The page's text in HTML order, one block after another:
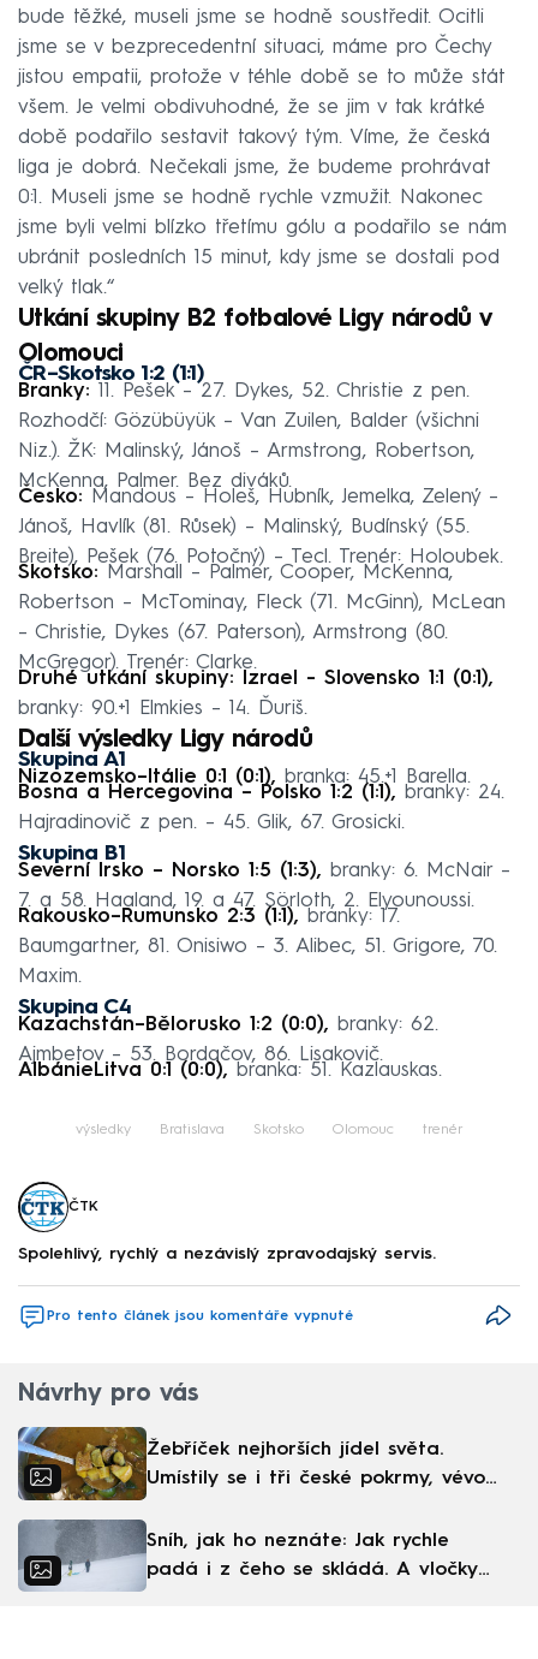
bude těžké, museli jsme se hodně soustředit. Ocitli
jsme se v bezprecedentní situaci, máme pro Čechy
jistou empatii, protože v téhle době se to může stát
všem. Je velmi obdivuhodné, že se jim v tak krátké
době podařilo sestavit takový tým. Víme, že česká
liga je dobrá. Nečekali jsme, že budeme prohrávat
0:1. Museli jsme se hodně rychle vzmužit. Nakonec
jsme byli velmi blízko třetímu gólu a podařilo se nám
ubránit posledních 15 minut, kdy jsme se dostali pod
velký tlak.“
Utkání skupiny B2 fotbalové Ligy národů v
Olomouci
ČR–Skotsko 1:2 (1:1)
Branky: 11. Pešek – 27. Dykes, 52. Christie z pen.
Rozhodčí: Gözübüyük – Van Zuilen, Balder (všichni
Niz.). ŽK: Malinský, Jánoš – Armstrong, Robertson,
McKenna, Palmer. Bez diváků.
Česko: Mandous – Holeš, Hubník, Jemelka, Zelený –
Jánoš, Havlík (81. Růsek) – Malinský, Budínský (55.
Breite), Pešek (76. Potočný) – Tecl. Trenér: Holoubek.
Skotsko: Marshall – Palmer, Cooper, McKenna,
Robertson – McTominay, Fleck (71. McGinn), McLean
– Christie, Dykes (67. Paterson), Armstrong (80.
McGregor). Trenér: Clarke.
Druhé utkání skupiny: Izrael - Slovensko 1:1 (0:1),
branky: 90.+1 Elmkies – 14. Ďuriš.
Další výsledky Ligy národů
Skupina A1
Nizozemsko–Itálie 0:1 (0:1), branka: 45.+1 Barella.
Bosna a Hercegovina – Polsko 1:2 (1:1), branky: 24.
Hajradinovič z pen. – 45. Glik, 67. Grosicki.
Skupina B1
Severní Irsko – Norsko 1:5 (1:3), branky: 6. McNair –
7. a 58. Haaland, 19. a 47. Sörloth, 2. Elyounoussi.
Rakousko–Rumunsko 2:3 (1:1), branky: 17.
Baumgartner, 81. Onisiwo – 3. Alibec, 51. Grigore, 70.
Maxim.
Skupina C4
Kazachstán–Bělorusko 1:2 (0:0), branky: 62.
Ajmbetov – 53. Bordačov, 86. Lisakovič.
AlbánieLitva 0:1 (0:0), branka: 51. Kazlauskas.
výsledky Bratislava Skotsko Olomouc trenér
ČTK
Spolehlivý, rychlý a nezávislý zpravodajský servis.
Pro tento článek jsou komentáře vypnuté
Návrhy pro vás
Žebříček nejhorších jídel světa.
Umístily se i tři české pokrmy, vévodí
Sníh, jak ho neznáte: Jak rychle
padá i z čeho se skládá. A vločky